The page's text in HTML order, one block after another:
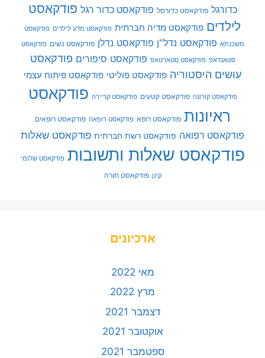
כדורגל פודקאסט כדורסל פודקאסט כדור רגל פודקאסט
לילדים פודקאסט מדיה חברתית פודקאסט מדע לילדים פודקאסט
משכנתא פודקאסט נדל"ן פודקאסט נדלן פודקאסט נשים פודקאסט
סטאנדאפ פודקאסט סטארטאפ פודקאסט סיפורים פודקאסט
עושים היסטוריה פודקאסט פוליטי פודקאסט פיתוח עצמי
פודקאסט קורונה פודקאסט קטעים פודקאסט קריירה פודקאסט
ראיונות פודקאסט רופא פודקאסט רופאה פודקאסט רופאים
פודקאסט רפואה פודקאסט רשת חברתית פודקאסט שאלות
פודקאסט שאלות ותשובות פודקאסט שלומי
קינן פודקאסט תורה
ארכיונים
מאי 2022
מרץ 2022
דצמבר 2021
אוקטובר 2021
ספטמבר 2021